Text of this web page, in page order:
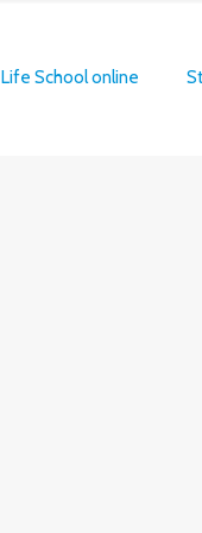
Life School online